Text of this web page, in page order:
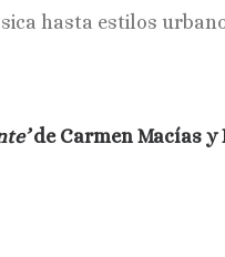
hasta estilos
de Carmen Macías y